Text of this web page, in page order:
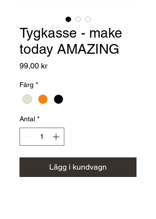
Tygkasse - make
today AMAZING
99,00 krPris
Färg *
Antal *
Lägg i kundvagn